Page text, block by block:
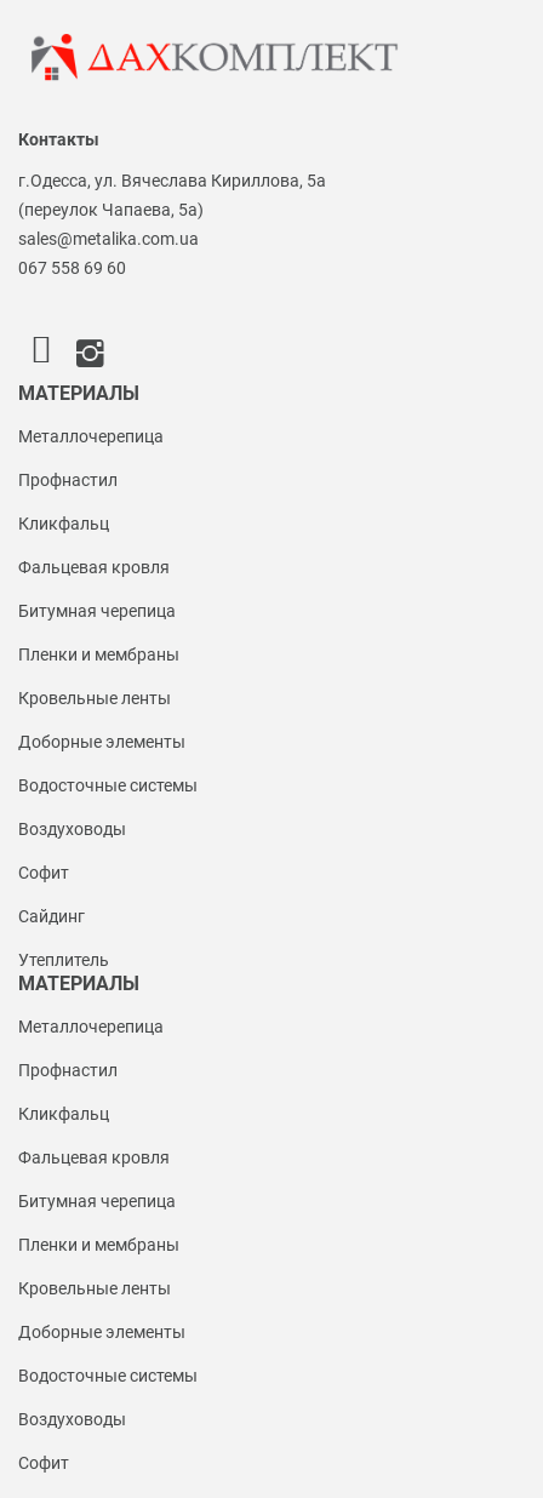
Контакты
г.Одесса, ул. Вячеслава Кириллова, 5а
(переулок Чапаева, 5а)
sales@metalika.com.ua
067 558 69 60
МАТЕРИАЛЫ
Металлочерепица
Профнастил
Кликфальц
Фальцевая кровля
Битумная черепица
Пленки и мембраны
Кровельные ленты
Доборные элементы
Водосточные системы
Воздуховоды
Софит
Сайдинг
Утеплитель
МАТЕРИАЛЫ
Металлочерепица
Профнастил
Кликфальц
Фальцевая кровля
Битумная черепица
Пленки и мембраны
Кровельные ленты
Доборные элементы
Водосточные системы
Воздуховоды
Софит